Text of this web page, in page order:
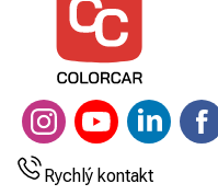
Rychlý kontakt